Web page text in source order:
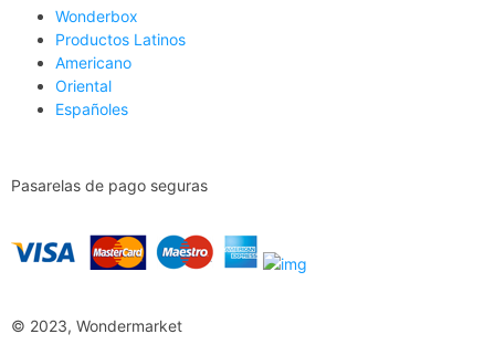
Wonderbox
Productos Latinos
Americano
Oriental
Españoles
Pasarelas de pago seguras
© 2023, Wondermarket